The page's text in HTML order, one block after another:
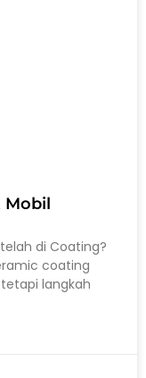
Mobil
di Coating?
coating
langkah